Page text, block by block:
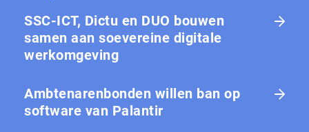
SSC-ICT, Dictu en DUO bouwen
samen aan soevereine digitale
werkomgeving
Ambtenarenbonden willen ban op
software van Palantir